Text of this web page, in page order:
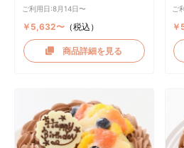
ご利用日:8月14日〜
￥5,632〜（税込）
商品詳細を見る
ご